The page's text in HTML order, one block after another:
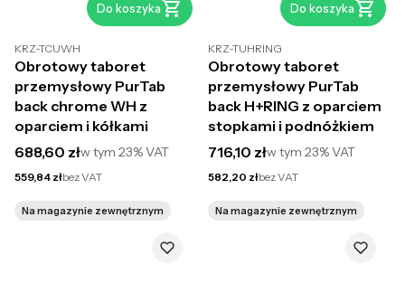
Do koszyka
KRZ-TCUWH
Obrotowy taboret
przemysłowy PurTab
back chrome WH z
oparciem i kółkami
Cena brutto
688,60 złw tym 23%VAT
Cena netto
559,84 złbez VAT
Na magazynie zewnętrznym
Do koszyka
KRZ-TUHRING
Obrotowy taboret
przemysłowy PurTab
back H+RING z oparciem
stopkami i podnóżkiem
Cena brutto
716,10 złw tym23%VAT
Cena netto
582,20 złbez VAT
Na magazynie zewnętrznym